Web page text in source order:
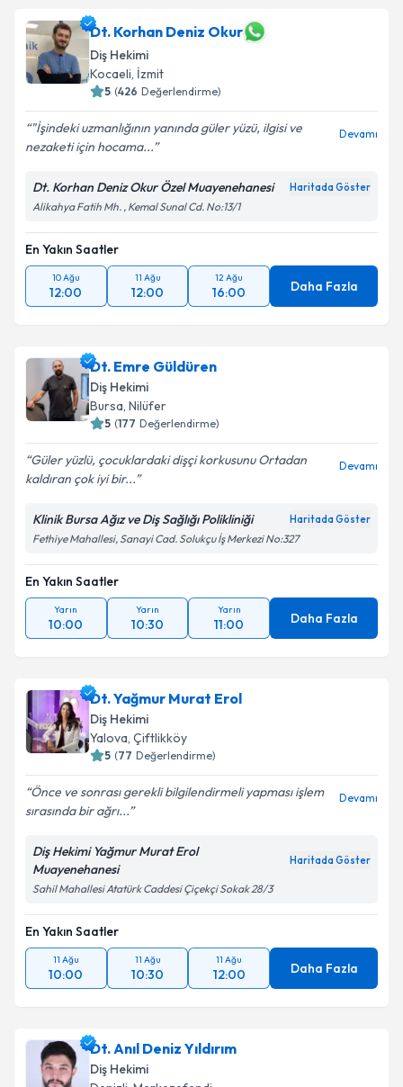
E-posta Adresiniz
Kişisel verilerimin işlenmesine ilişkinAydınlatma
Metni'ni okudum ve kişisel verilerimin belirtilen
Dt. Korhan Deniz Okur
Diş Hekimi
Kocaeli, İzmit
5 (426 Değerlendirme)
"İşindeki uzmanlığının yanında güler yüzü, ilgisi ve
nezaketi için hocama...
Devamı
Dt. Korhan Deniz Okur Özel Muayenehanesi Haritada Göster
Alikahya Fatih Mh. , Kemal Sunal Cd. No:13/1
En Yakın Saatler
10 Ağu
12:00
11 Ağu
12:00
12 Ağu
16:00 Daha Fazla
Dt. Emre Güldüren
Diş Hekimi
Bursa, Nilüfer
5 (177 Değerlendirme)
Güler yüzlü, çocuklardaki dişçi korkusunu Ortadan
kaldıran çok iyi bir...
Devamı
Klinik Bursa Ağız ve Diş Sağlığı Polikliniği Haritada Göster
Fethiye Mahallesi, Sanayi Cad. Solukçu İş Merkezi No:327
En Yakın Saatler
Yarın
10:00
Yarın
10:30
Yarın
11:00 Daha Fazla
Dt. Yağmur Murat Erol
Diş Hekimi
Yalova, Çiftlikköy
5 (77 Değerlendirme)
Önce ve sonrası gerekli bilgilendirmeli yapması işlem
sırasında bir ağrı...
Devamı
Diş Hekimi Yağmur Murat Erol
Muayenehanesi
Haritada Göster
Sahil Mahallesi Atatürk Caddesi Çiçekçi Sokak 28/3
En Yakın Saatler
11 Ağu
10:00
11 Ağu
10:30
11 Ağu
12:00 Daha Fazla
Dt. Anıl Deniz Yıldırım
Diş Hekimi